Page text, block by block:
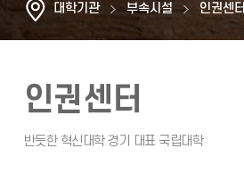
대학기관 부속시설 인권센터
인권센터